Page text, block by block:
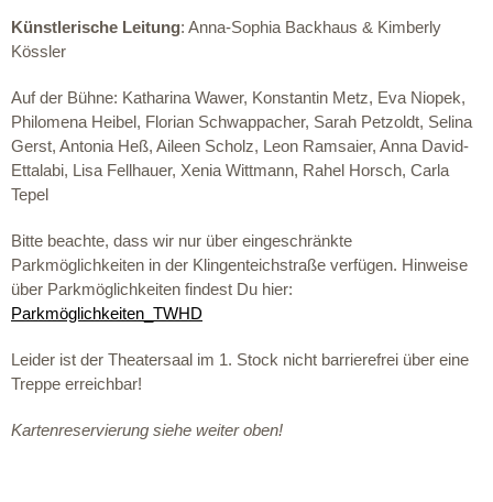
Künstlerische Leitung: Anna-Sophia Backhaus & Kimberly
Kössler
Auf der Bühne: Katharina Wawer, Konstantin Metz, Eva Niopek,
Philomena Heibel, Florian Schwappacher, Sarah Petzoldt, Selina
Gerst, Antonia Heß, Aileen Scholz, Leon Ramsaier, Anna David-
Ettalabi, Lisa Fellhauer, Xenia Wittmann, Rahel Horsch, Carla
Tepel
Bitte beachte, dass wir nur über eingeschränkte
Parkmöglichkeiten in der Klingenteichstraße verfügen. Hinweise
über Parkmöglichkeiten findest Du hier:
Parkmöglichkeiten_TWHD
Leider ist der Theatersaal im 1. Stock nicht barrierefrei über eine
Treppe erreichbar!
Kartenreservierung siehe weiter oben!